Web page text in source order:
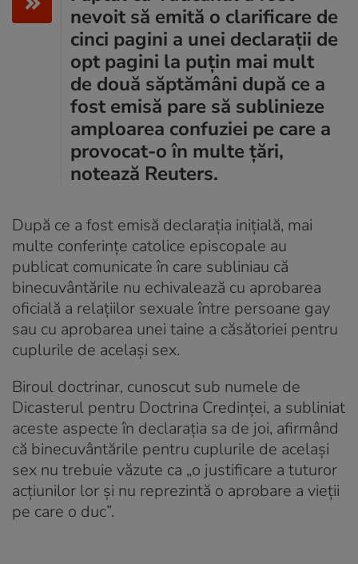
nevoit să emită o clarificare de
cinci pagini a unei declarații de
opt pagini la puțin mai mult
de două săptămâni după ce a
fost emisă pare să sublinieze
amploarea confuziei pe care a
provocat-o în multe țări,
notează Reuters.
După ce a fost emisă declarația inițială, mai
multe conferințe catolice episcopale au
publicat comunicate în care subliniau că
binecuvântările nu echivalează cu aprobarea
oficială a relațiilor sexuale între persoane gay
sau cu aprobarea unei taine a căsătoriei pentru
cuplurile de același sex.
Biroul doctrinar, cunoscut sub numele de
Dicasterul pentru Doctrina Credinței, a subliniat
aceste aspecte în declarația sa de joi, afirmând
că binecuvântările pentru cuplurile de același
sex nu trebuie văzute ca „o justificare a tuturor
acțiunilor lor și nu reprezintă o aprobare a vieții
pe care o duc”.